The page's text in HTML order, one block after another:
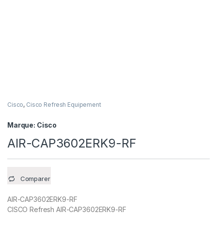
Cisco, Cisco Refresh Equipement
Marque: Cisco
AIR-CAP3602ERK9-RF
Comparer
AIR-CAP3602ERK9-RF
CISCO Refresh AIR-CAP3602ERK9-RF